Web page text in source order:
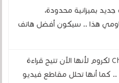
بميزانية محدودة،
هذا .. سيكون أفضل هاتف
قم بتحميل إضافة ChatGPT لكروم لأنها الآن تتيح قراءة
كما أنها تحلل مقاطع فيديو